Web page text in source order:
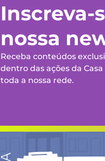
Inscreva-
nossa
Receba conteúdos
dentro das ações da
toda a nossa rede.